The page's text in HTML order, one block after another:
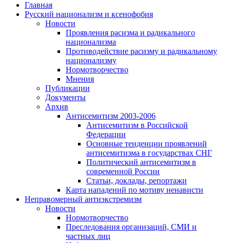
Главная
Русский национализм и ксенофобия
Новости
Проявления расизма и радикального
национализма
Противодействие расизму и радикальному
национализму
Нормотворчество
Мнения
Публикации
Документы
Архив
Антисемитизм 2003-2006
Антисемитизм в Российской
Федерации
Основные тенденции проявлений
антисемитизма в государствах СНГ
Политический антисемитизм в
современной России
Статьи, доклады, репортажи
Карта нападений по мотиву ненависти
Неправомерный антиэкстремизм
Новости
Нормотворчество
Преследования организаций, СМИ и
частных лиц